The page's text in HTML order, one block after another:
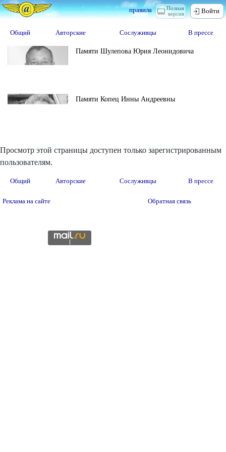
Полная
версия
правила Войти
Общий Авторские Сослуживцы В прессе
Памяти Шулепова Юрия Леонидовича
Памяти Копец Инны Андреевны
Просмотр этой страницы доступен только зарегистрированным
пользователям.
Общий Авторские Сослуживцы В прессе
Реклама на сайте Обратная связь